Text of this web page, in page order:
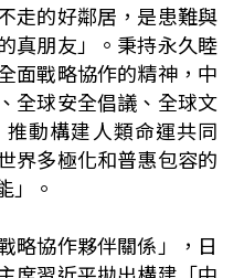
走的好鄰居，是患難與
真朋友」。秉持永久睦
面戰略協作的精神，中
全球安全倡議、全球文
動構建人類命運共同
界多極化和普惠包容的
」。
略協作夥伴關係」，日